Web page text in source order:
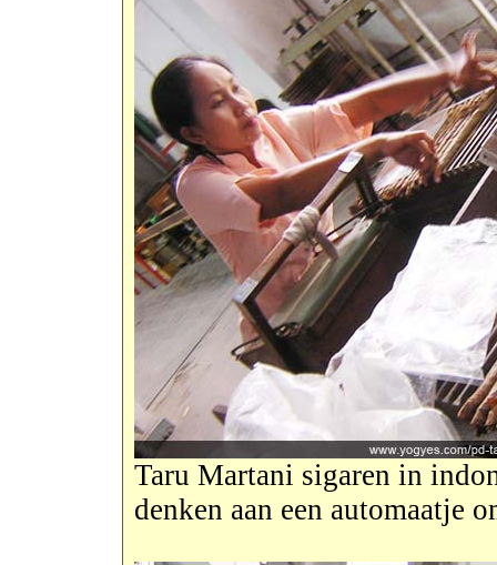
Taru Martani sigaren in
denken aan een automaatje